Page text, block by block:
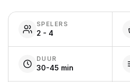
SPELERS
2 - 4
DUUR
30-45 min